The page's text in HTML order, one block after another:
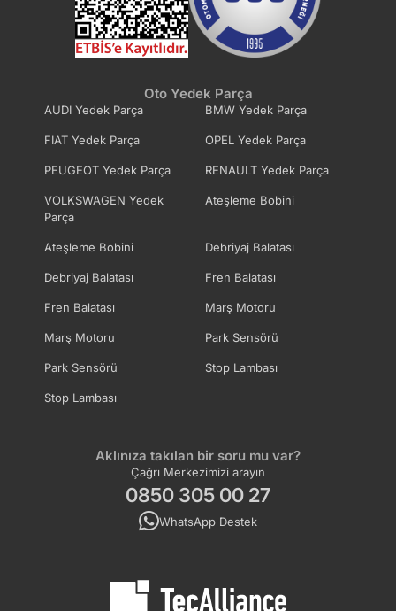
Oto Yedek Parça
AUDI Yedek Parça BMW Yedek Parça
FIAT Yedek Parça OPEL Yedek Parça
PEUGEOT Yedek Parça RENAULT Yedek Parça
VOLKSWAGEN Yedek
Parça
Ateşleme Bobini
Ateşleme Bobini Debriyaj Balatası
Debriyaj Balatası Fren Balatası
Fren Balatası Marş Motoru
Marş Motoru Park Sensörü
Park Sensörü Stop Lambası
Stop Lambası
Aklınıza takılan bir soru mu var?
Çağrı Merkezimizi arayın
0850 305 00 27
WhatsApp Destek